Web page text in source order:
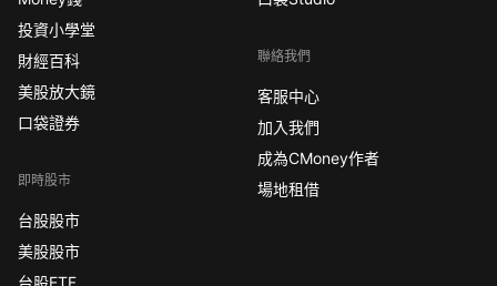
投資小學堂
財經百科
美股放大鏡
口袋證券
即時股市
台股股市
美股股市
台股ETF
聯絡我們
客服中心
加入我們
成為CMoney作者
場地租借